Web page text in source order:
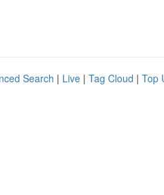
Search | Live | Tag Cloud | Top